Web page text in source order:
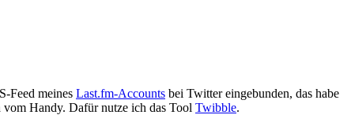
Feed meines Last.fm-Accounts bei Twitter eingebunden, das habe
Handy. Dafür nutze ich das Tool Twibble.